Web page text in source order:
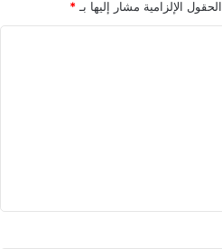
الحقول الإلزامية مشار إليها بـ *